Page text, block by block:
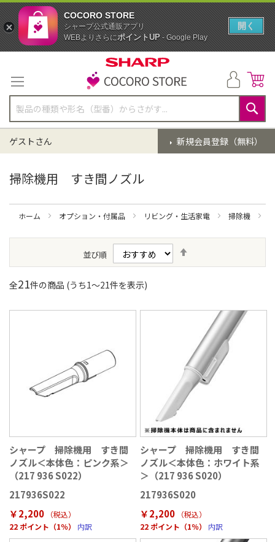
テ
ン
ツ
に
ス
キ
ッ
検
索
新規会員登録（無料）
ゲストさん
掃除機用 すき間ノズル
ホーム オプション・付属品 リビング・生活家電 掃除機
並び順
全21件の商品 (うち1〜21件を表示)
シャープ 掃除機用 すき間
ノズル＜本体色：ピンク系＞
（217 936 S022）
217936S022
￥2,200
（税込）
22 ポイント（1％）
内訳
シャープ 掃除機用 すき間
ノズル＜本体色：ホワイト系
＞（217 936 S020）
217936S020
￥2,200
（税込）
22 ポイント（1％）
内訳
COCORO STORE
シャープ公式通販アプリ
WEBよりさらにポイントUP- Google Play
開く